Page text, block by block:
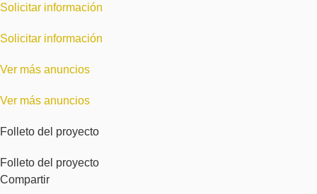
Solicitar información
Solicitar información
Ver más anuncios
Ver más anuncios
Folleto del proyecto
Folleto del proyecto
Compartir